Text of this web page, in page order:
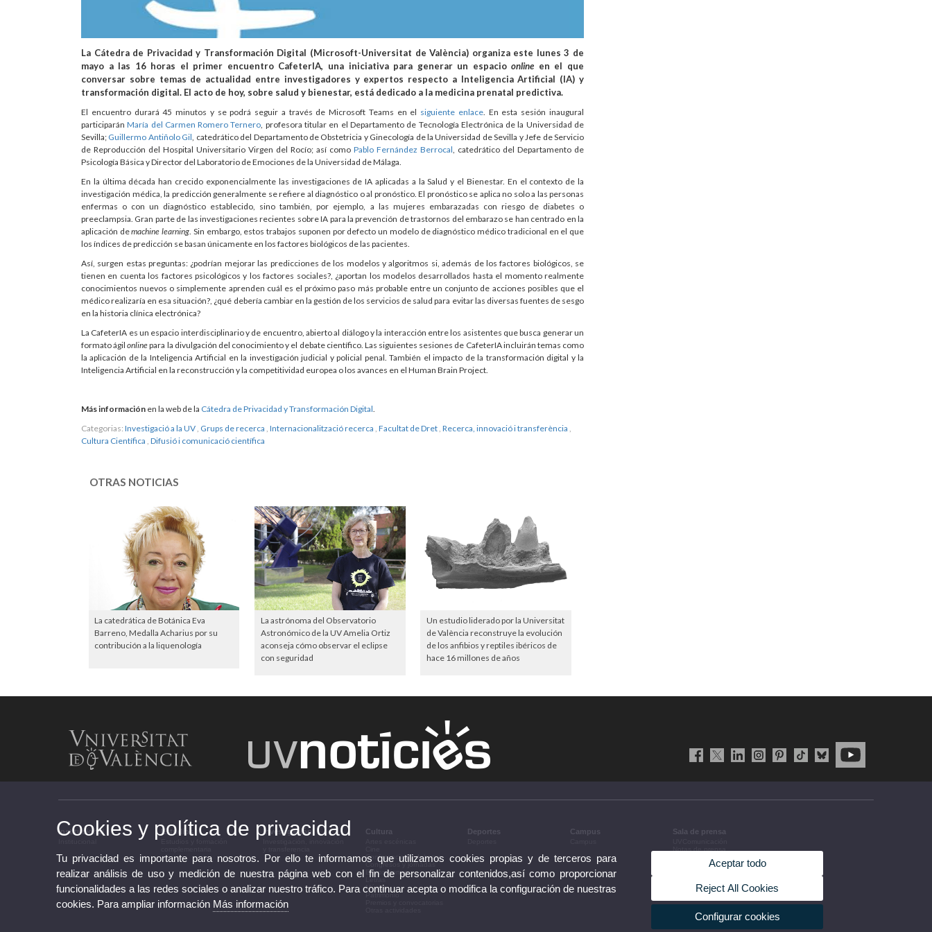
La Cátedra de Privacidad y Transformación Digital (Microsoft-Universitat de València) organiza este lunes 3 de
mayo a las 16 horas el primer encuentro CafeterIA, una iniciativa para generar un espacioonline en el que
conversar sobre temas de actualidad entre investigadores y expertos respecto a Inteligencia Artificial (IA) y
transformación digital. El acto de hoy, sobre salud y bienestar, está dedicado a la medicina prenatal predictiva.
El encuentro durará 45 minutos y se podrá seguir a través de Microsoft Teams en el siguiente enlace. En esta sesión inaugural
participaránMaría del Carmen Romero Ternero, profesora titular en el Departamento de Tecnología Electrónica de la Universidad de
Sevilla; Guillermo Antiñolo Gil, catedrático del Departamento de Obstetricia y Ginecología de la Universidad de Sevilla y Jefe de Servicio
de Reproducción del Hospital Universitario Virgen del Rocío; así como Pablo Fernández Berrocal, catedrático del Departamento de
Psicología Básica y Director del Laboratorio de Emociones de la Universidad de Málaga.
En la última década han crecido exponencialmente las investigaciones de IA aplicadas a la Salud y el Bienestar. En el contexto de la
investigación médica, la predicción generalmente se refiere al diagnóstico o al pronóstico. El pronóstico se aplica no solo a las personas
enfermas o con un diagnóstico establecido, sino también, por ejemplo, a las mujeres embarazadas con riesgo de diabetes o
preeclampsia. Gran parte de las investigaciones recientes sobre IA para la prevención de trastornos del embarazo se han centrado en la
aplicación demachine learning. Sin embargo, estos trabajos suponen por defecto un modelo de diagnóstico médico tradicional en el que
los índices de predicción se basan únicamente en los factores biológicos de las pacientes.
Así, surgen estas preguntas: ¿podrían mejorar las predicciones de los modelos y algoritmos si, además de los factores biológicos, se
tienen en cuenta los factores psicológicos y los factores sociales?, ¿aportan los modelos desarrollados hasta el momento realmente
conocimientos nuevos o simplemente aprenden cuál es el próximo paso más probable entre un conjunto de acciones posibles que el
médico realizaría en esa situación?, ¿qué debería cambiar en la gestión de los servicios de salud para evitar las diversas fuentes de sesgo
en la historia clínica electrónica?
La CafeterIA es un espacio interdisciplinario y de encuentro, abierto al diálogo y la interacción entre los asistentes que busca generar un
formato ágilonlinepara la divulgación del conocimiento y el debate científico. Las siguientes sesiones de CafeterIA incluirán temas como
la aplicación de la Inteligencia Artificial en la investigación judicial y policial penal. También el impacto de la transformación digital y la
Inteligencia Artificial en la reconstrucción y la competitividad europea o los avances en el Human Brain Project.
Más información en la web de la Cátedra de Privacidad y Transformación Digital.
Categorias: Investigació a la UV, Grups de recerca , Internacionalització recerca , Facultat de Dret, Recerca, innovació i transferència ,
Cultura Científica , Difusió i comunicació científica
OTRAS NOTICIAS
La catedrática de Botánica Eva
Barreno, Medalla Acharius por su
contribución a la liquenología
La astrónoma del Observatorio
Astronómico de la UV Amelia Ortiz
aconseja cómo observar el eclipse
con seguridad
Un estudio liderado por la Universitat
de València reconstruye la evolución
de los anfibios y reptiles ibéricos de
hace 16 millones de años
Institucional Estudios Investigación Cultura
Conferencias y debates
Congresos y jornadas
Exposiciones
Letras
Música
Patrimonio
Deportes Campus Sala de prensa
Acuerdos de gobierno
Cookies y política de privacidad
Tu privacidad es importante para nosotros. Por ello te informamos que utilizamos cookies propias y de terceros para
realizar análisis de uso y medición de nuestra página web con el fin de personalizar contenidos,así como proporcionar
funcionalidades a las redes sociales o analizar nuestro tráfico. Para continuar acepta o modifica la configuración de nuestras
cookies. Para ampliar información Más información
Aceptar todo
Reject All Cookies
Configurar cookies